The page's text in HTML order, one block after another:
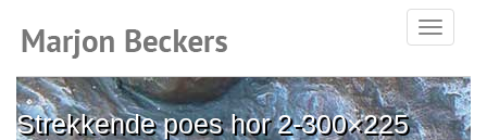
Toggle
Strekkende poes hor 2-300×225